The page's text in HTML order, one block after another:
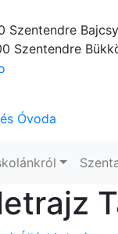
Szentendre
Szentendre
Óvoda